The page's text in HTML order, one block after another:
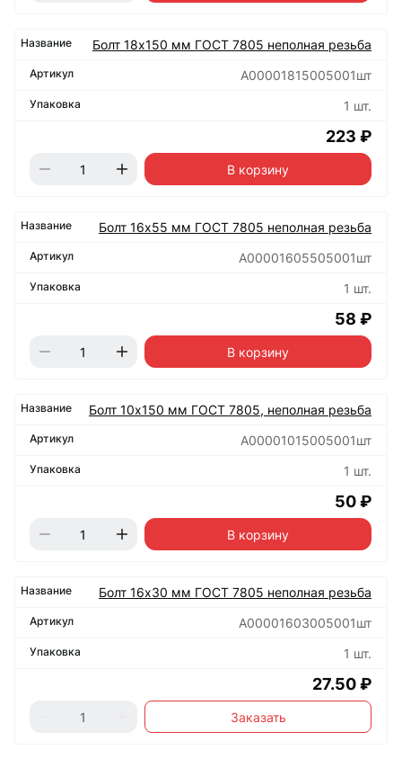
Болт 18х150 мм ГОСТ 7805 неполная резьба
А00001815005001шт
1 шт.
223 ₽
В корзину
Болт 16х55 мм ГОСТ 7805 неполная резьба
А00001605505001шт
1 шт.
58 ₽
В корзину
Болт 10х150 мм ГОСТ 7805, неполная резьба
А00001015005001шт
1 шт.
50 ₽
В корзину
Болт 16х30 мм ГОСТ 7805 неполная резьба
А00001603005001шт
1 шт.
27.50 ₽
Заказать